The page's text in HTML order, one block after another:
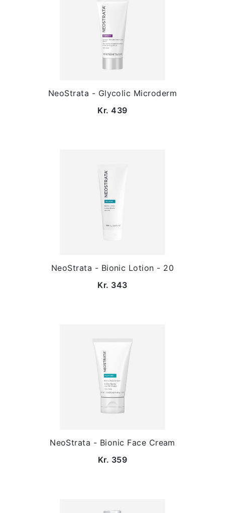
NeoStrata - Glycolic Microderm
Kr. 439
NeoStrata - Bionic Lotion - 20
Kr. 343
NeoStrata - Bionic Face Cream
Kr. 359